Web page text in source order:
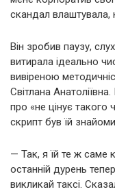
скандал влаштувала,
Він зробив паузу,
витирала ідеально
вивіреною
Світлана
про «не цінує такого
скрипт був їй
— Так, я їй те ж
останній дурень
викликай таксі.